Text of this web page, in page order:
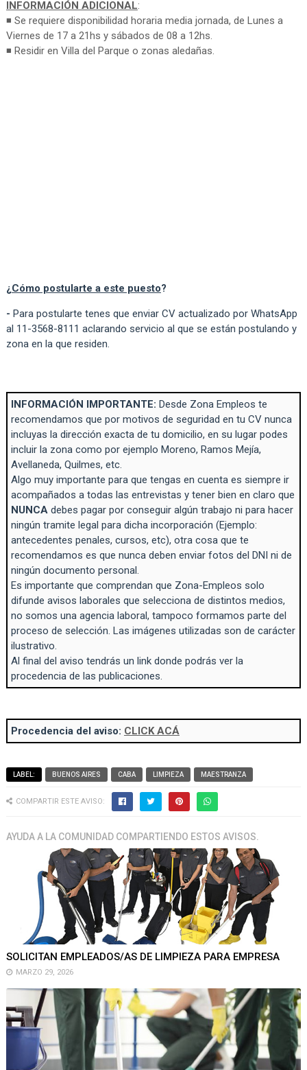
INFORMACIÓN ADICIONAL:
◾ Se requiere disponibilidad horaria media jornada, de Lunes a
Viernes de 17 a 21hs y sábados de 08 a 12hs.
◾ Residir en Villa del Parque o zonas aledañas.
¿ Cómo postularte a este puesto?
- Para postularte tenes que enviar CV actualizado por WhatsApp
al 11-3568-8111 aclarando servicio al que se están postulando y
zona en la que residen.
INFORMACIÓN IMPORTANTE: Desde Zona Empleos te
recomendamos que por motivos de seguridad en tu CV nunca
incluyas la dirección exacta de tu domicilio, en su lugar podes
incluir la zona como por ejemplo Moreno, Ramos Mejía,
Avellaneda, Quilmes, etc.
Algo muy importante para que tengas en cuenta es siempre ir
acompañados a todas las entrevistas y tener bien en claro que
NUNCA debes pagar por conseguir algún trabajo ni para hacer
ningún tramite legal para dicha incorporación (Ejemplo:
antecedentes penales, cursos, etc), otra cosa que te
recomendamos es que nunca deben enviar fotos del DNI ni de
ningún documento personal.
Es importante que comprendan que Zona-Empleos solo
difunde avisos laborales que selecciona de distintos medios,
no somos una agencia laboral, tampoco formamos parte del
proceso de selección. Las imágenes utilizadas son de carácter
ilustrativo.
Al final del aviso tendrás un link donde podrás ver la
procedencia de las publicaciones.
Procedencia del aviso: CLICK ACÁ
LABEL: BUENOS AIRES CABA LIMPIEZA MAESTRANZA
COMPARTIR ESTE AVISO:
AYUDA A LA COMUNIDAD COMPARTIENDO ESTOS AVISOS.
SOLICITAN EMPLEADOS/AS DE LIMPIEZA PARA EMPRESA
MARZO 29, 2026